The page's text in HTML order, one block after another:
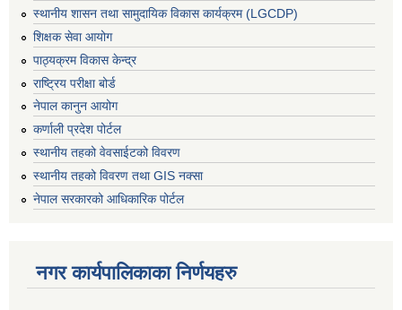
स्थानीय शासन तथा सामुदायिक विकास कार्यक्रम (LGCDP)
शिक्षक सेवा आयोग
पाठ्यक्रम विकास केन्द्र
राष्ट्रिय परीक्षा बोर्ड
नेपाल कानुन आयोग
कर्णाली प्रदेश पोर्टल
स्थानीय तहको वेवसाईटको विवरण
स्थानीय तहको विवरण तथा GIS नक्सा
नेपाल सरकारको आधिकारिक पोर्टल
नगर कार्यपालिकाका निर्णयहरु